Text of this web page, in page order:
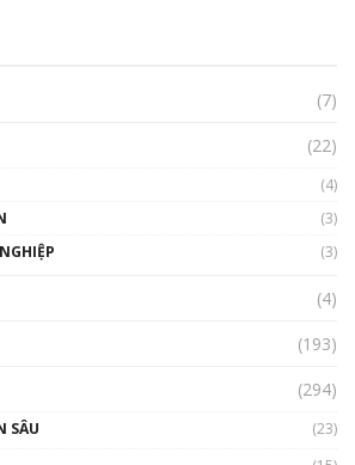
lại năm 2022: Những sự kiện ảnh hưởng
hệ sinh thái tiền mã hoá | Phổ cập
(7)
(22)
(4)
(3)
(3)
(4)
(193)
(294)
SÂU
(23)